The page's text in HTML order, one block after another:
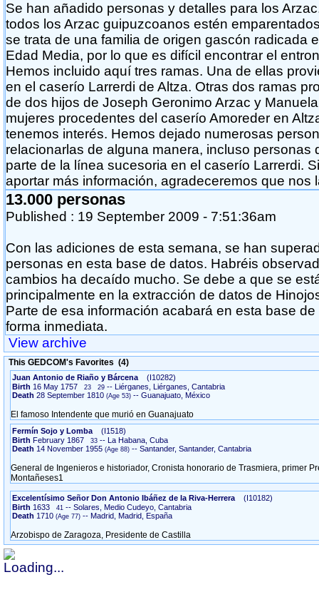
Se han añadido personas y detalles para los
todos los Arzac guipuzcoanos estén
se trata de una familia de origen gascón radicada
Edad Media, por lo que es difícil encontrar el
Hemos incluido aquí tres ramas. Una de ellas
en el caserío Larrerdi de Altza. Otras dos ramas
de dos hijos de Joseph Geronimo Arzac y
mujeres procedentes del caserío Amoreder en
tenemos interés. Hemos dejado numerosas
relacionarlas de alguna manera, incluso personas
parte de la línea sucesoria en el caserío Larrerdi.
aportar más información, agradeceremos que nos
13.000 personas
Published : 19 September 2009 - 7:51:36am
Con las adiciones de esta semana, se han
personas en esta base de datos. Habréis
cambios ha decaído mucho. Se debe a que se
principalmente en la extracción de datos de
Parte de esa información acabará en esta base
forma inmediata.
View archive
This GEDCOM's Favorites (4)
Juan Antonio de Riaño y Bárcena
‎(I10282)‎
Birth 16 May 1757 23 29 -- Liérganes, Liérganes, Cantabria
Death 28 September 1810 -- Guanajuato, México
El famoso Intendente que murió en Guanajuato
Fermín Sojo y Lomba
‎(I1518)‎
Birth February 1867 33 -- La Habana, Cuba
Death 14 November 1955 -- Santander, Santander, Cantabria
General de Ingenieros e historiador, Cronista honorario de Trasmiera, primer
Montañeses1
Excelentísimo Señor Don Antonio Ibáñez de la Riva-Herrera
‎(I10182)‎
Birth 1633 41 -- Solares, Medio Cudeyo, Cantabria
Death 1710 -- Madrid, Madrid, España
Arzobispo de Zaragoza, Presidente de Castilla